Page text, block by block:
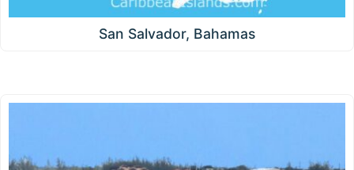
San Salvador, Bahamas